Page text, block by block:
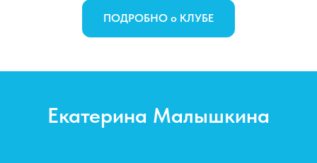
ПОДРОБНО о КЛУБЕ
Екатерина Малышкина